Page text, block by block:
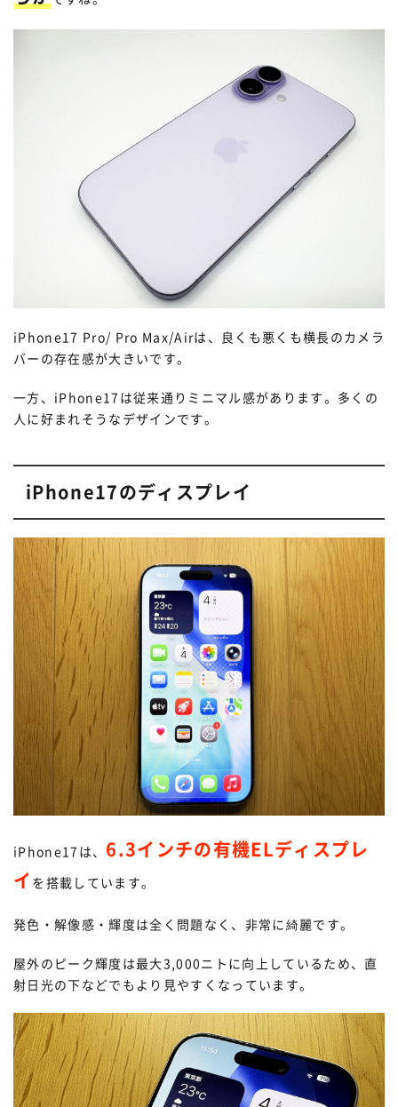
iPhone17 Pro/ Pro Max/Airは、良くも悪くも横長のカメラ
バーの存在感が大きいです。
一方、iPhone17は従来通りミニマル感があります。多くの
人に好まれそうなデザインです。
iPhone17のディスプレイ
iPhone17は、 6.3インチの有機ELディスプレ
イ を搭載しています。
発色・解像感・輝度は全く問題なく、非常に綺麗です。
屋外のピーク輝度は最大3,000ニトに向上しているため、直
射日光の下などでもより見やすくなっています。